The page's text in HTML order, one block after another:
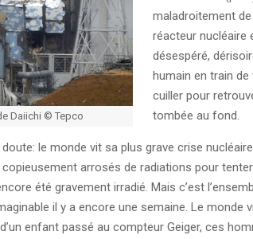
Daiichi © Tepco
maladroitement de
réacteur nucléaire
désespéré,
humain en train de
cuiller pour
tombée au fond.
doute: le monde vit sa plus grave crise
arrosés de radiations pour
été gravement irradié. Mais c’est
il y a encore une semaine. Le monde
enfant passé au compteur Geiger, ces